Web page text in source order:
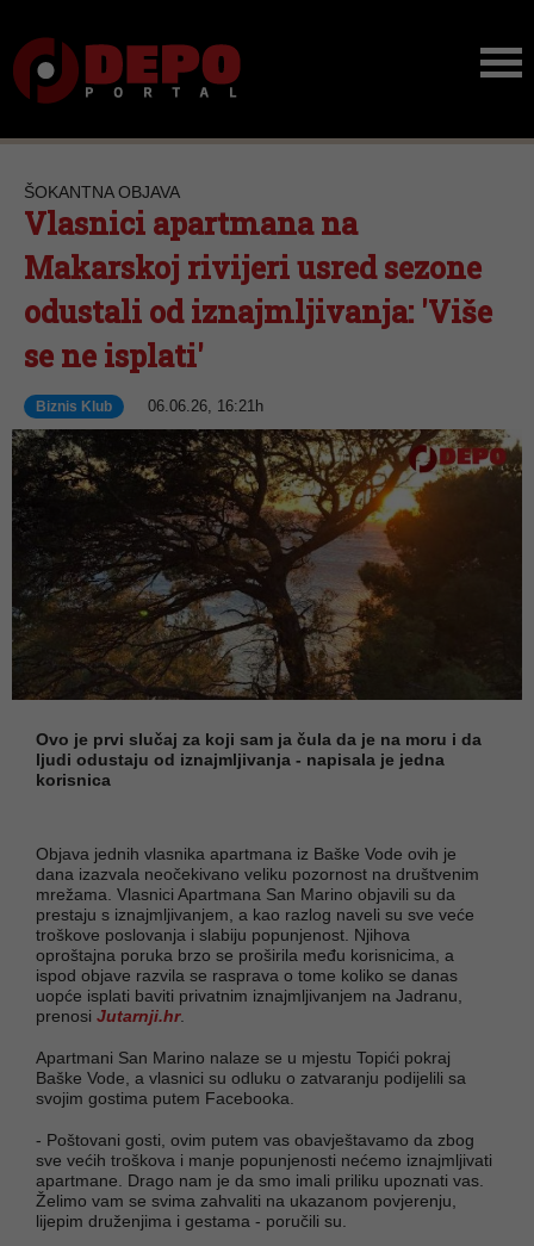
ŠOKANTNA OBJAVA
Vlasnici apartmana na
Makarskoj rivijeri usred sezone
odustali od iznajmljivanja: 'Više
se ne isplati'
Biznis Klub 06.06.26, 16:21h
Ovo je prvi slučaj za koji sam ja čula da je na moru i da
ljudi odustaju od iznajmljivanja - napisala je jedna
korisnica
Objava jednih vlasnika apartmana iz Baške Vode ovih je
dana izazvala neočekivano veliku pozornost na društvenim
mrežama. Vlasnici Apartmana San Marino objavili su da
prestaju s iznajmljivanjem, a kao razlog naveli su sve veće
troškove poslovanja i slabiju popunjenost. Njihova
oproštajna poruka brzo se proširila među korisnicima, a
ispod objave razvila se rasprava o tome koliko se danas
uopće isplati baviti privatnim iznajmljivanjem na Jadranu,
prenosi Jutarnji.hr.
Apartmani San Marino nalaze se u mjestu Topići pokraj
Baške Vode, a vlasnici su odluku o zatvaranju podijelili sa
svojim gostima putem Facebooka.
- Poštovani gosti, ovim putem vas obavještavamo da zbog
sve većih troškova i manje popunjenosti nećemo iznajmljivati
apartmane. Drago nam je da smo imali priliku upoznati vas.
Želimo vam se svima zahvaliti na ukazanom povjerenju,
lijepim druženjima i gestama - poručili su.